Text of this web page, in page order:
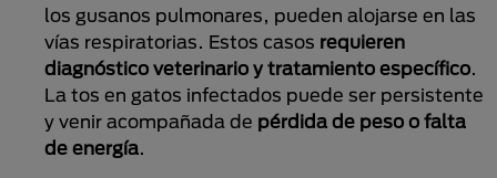
los gusanos pulmonares, pueden alojarse en las
vías respiratorias. Estos casos requieren
diagnóstico veterinario y tratamiento específico.
La tos en gatos infectados puede ser persistente
y venir acompañada de pérdida de peso o falta
de energía.